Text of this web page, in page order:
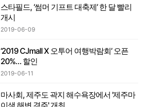
스타필드, ‘썸머 기프트 대축제’ 한 달 빨리
개시
2019-06-09
‘2019 CJmall X 오투어 여행박람회’ 오픈
20%… 할인
2019-06-11
마사회, 제주도 곽지 해수욕장에서 '제주마
이색 해변 경주' 개최